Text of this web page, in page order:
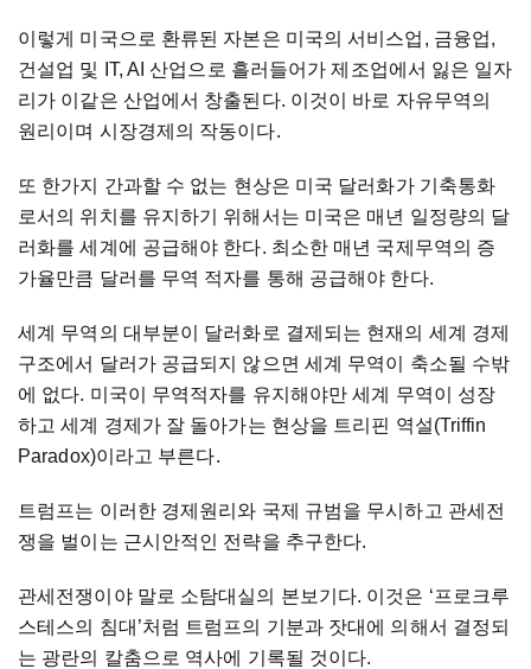
이렇게 미국으로 환류된 자본은 미국의 서비스업, 금융업,
건설업 및 IT, AI 산업으로 흘러들어가 제조업에서 잃은 일자
리가 이같은 산업에서 창출된다. 이것이 바로 자유무역의
원리이며 시장경제의 작동이다.
또 한가지 간과할 수 없는 현상은 미국 달러화가 기축통화
로서의 위치를 유지하기 위해서는 미국은 매년 일정량의 달
러화를 세계에 공급해야 한다. 최소한 매년 국제무역의 증
가율만큼 달러를 무역 적자를 통해 공급해야 한다.
세계 무역의 대부분이 달러화로 결제되는 현재의 세계 경제
구조에서 달러가 공급되지 않으면 세계 무역이 축소될 수밖
에 없다. 미국이 무역적자를 유지해야만 세계 무역이 성장
하고 세계 경제가 잘 돌아가는 현상을 트리핀 역설(Triffin
Paradox)이라고 부른다.
트럼프는 이러한 경제원리와 국제 규범을 무시하고 관세전
쟁을 벌이는 근시안적인 전략을 추구한다.
관세전쟁이야 말로 소탐대실의 본보기다. 이것은 ‘프로크루
스테스의 침대’처럼 트럼프의 기분과 잣대에 의해서 결정되
는 광란의 칼춤으로 역사에 기록될 것이다.